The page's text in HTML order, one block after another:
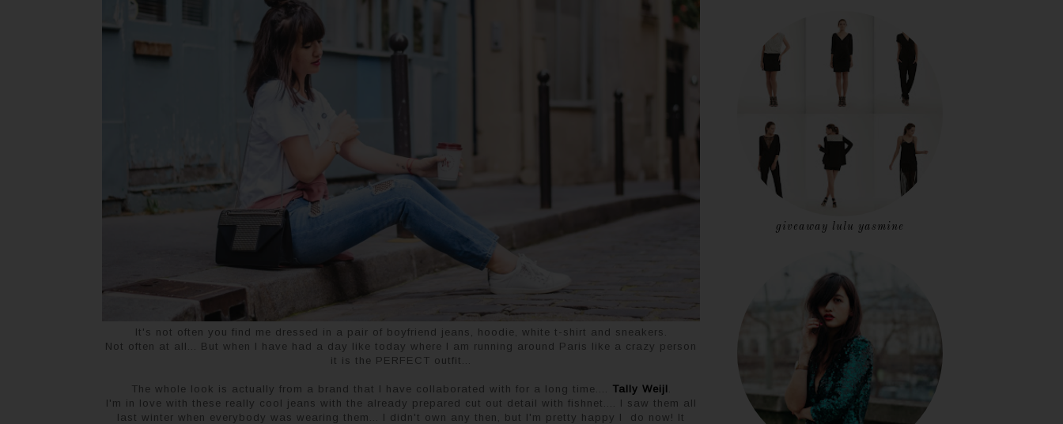
It's not often you find me dressed in a pair of boyfriend jeans, hoodie, white t-shirt and sneakers.
Not often at all... But when I have had a day like today where I am running around Paris like a crazy person
it is the PERFECT outfit...
The whole look is actually from a brand that I have collaborated with for a long time.... Tally Weijl
I'm in love with these really cool jeans with the already prepared cut out detail with fishnet.... I saw them all
last winter when everybody was wearing them... I didn't own any then, but I'm pretty happy I do now! It
giveaway lulu yasmine